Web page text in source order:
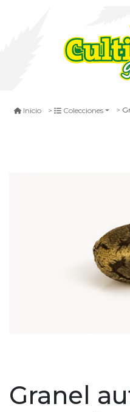
Inicio Colecciones
Granel